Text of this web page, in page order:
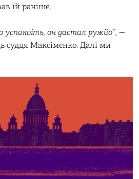
їй раніше.
успакоіть, он дастал ружйо”, —
суддя Максімєнко. Далі ми